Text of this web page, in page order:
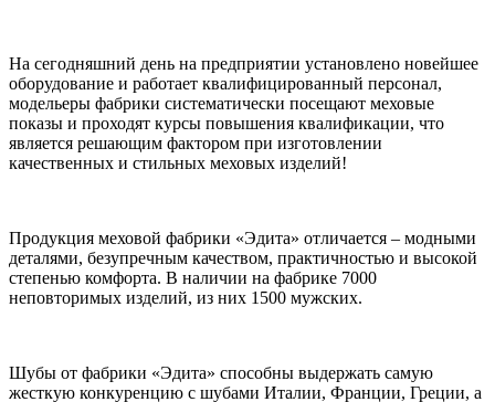
На сегодняшний день на предприятии установлено новейшее
оборудование и работает квалифицированный персонал,
модельеры фабрики систематически посещают меховые
показы и проходят курсы повышения квалификации, что
является решающим фактором при изготовлении
качественных и стильных меховых изделий!
Продукция меховой фабрики «Эдита» отличается – модными
деталями, безупречным качеством, практичностью и высокой
степенью комфорта. В наличии на фабрике 7000
неповторимых изделий, из них 1500 мужских.
Шубы от фабрики «Эдита» способны выдержать самую
жесткую конкуренцию с шубами Италии, Франции, Греции, а